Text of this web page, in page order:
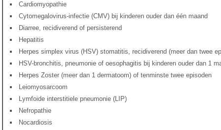
Cardiomyopathie
Cytomegalovirus-infectie (CMV) bij kinderen ouder dan één maand
Diarree, recidiverend of persisterend
Hepatitis
Herpes simplex virus (HSV) stomatitis, recidiverend (meer dan twee
HSV-bronchitis, pneumonie of oesophagitis bij kinderen ouder dan 1
Herpes Zoster (meer dan 1 dermatoom) of tenminste twee episoden
Leiomyosarcoom
Lymfoide interstitiele pneumonie (LIP)
Nefropathie
Nocardiosis